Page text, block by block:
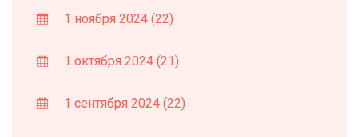
1 ноября 2024 (22)
1 октября 2024 (21)
1 сентября 2024 (22)